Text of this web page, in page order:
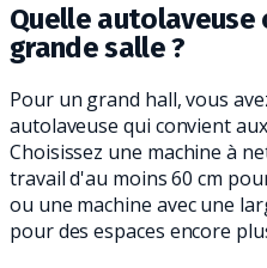
Quelle autolaveuse
grande salle ?
Pour un grand hall, vous
autolaveuse qui convient
Choisissez une machine à
travail d'au moins 60 cm
ou une machine avec une
pour des espaces encore